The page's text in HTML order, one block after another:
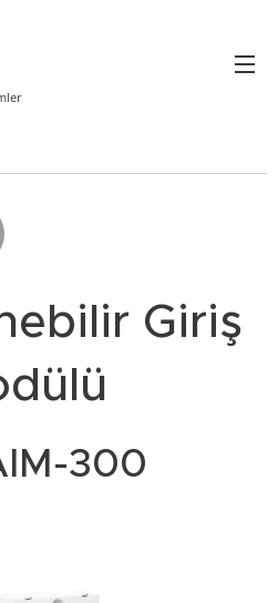
Giriş
300